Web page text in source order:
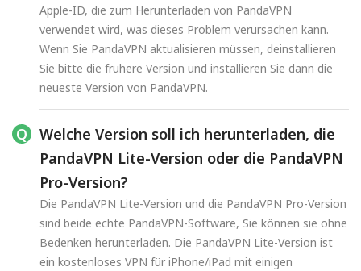
Apple-ID, die zum Herunterladen von PandaVPN
verwendet wird, was dieses Problem verursachen kann.
Wenn Sie PandaVPN aktualisieren müssen, deinstallieren
Sie bitte die frühere Version und installieren Sie dann die
neueste Version von PandaVPN.
Welche Version soll ich herunterladen, die
PandaVPN Lite-Version oder die PandaVPN
Pro-Version?
Die PandaVPN Lite-Version und die PandaVPN Pro-Version
sind beide echte PandaVPN-Software, Sie können sie ohne
Bedenken herunterladen. Die PandaVPN Lite-Version ist
ein kostenloses VPN für iPhone/iPad mit einigen